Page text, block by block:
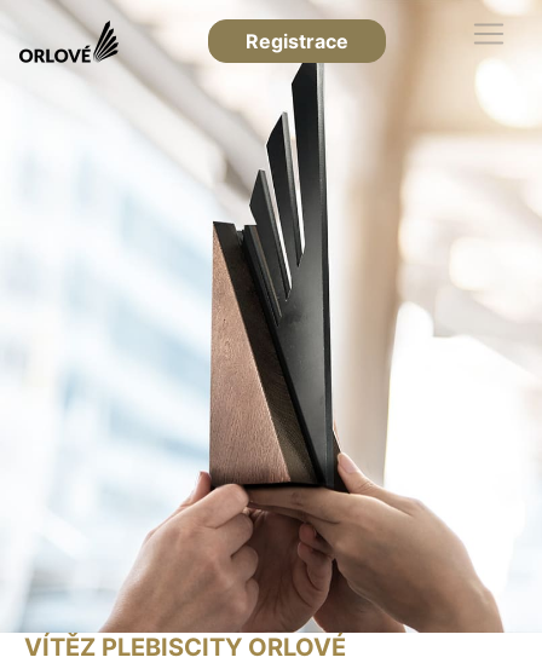
Registrace
VÍTĚZ PLEBISCITY ORLOVÉ